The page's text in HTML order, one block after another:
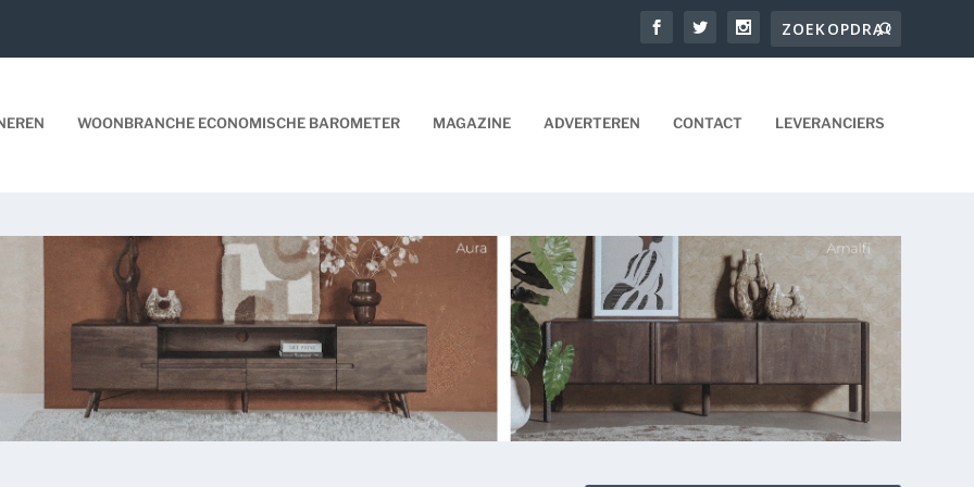
WOONBRANCHE ECONOMISCHE BAROMETER MAGAZINE ADVERTEREN CONTACT LEVERANCIERS